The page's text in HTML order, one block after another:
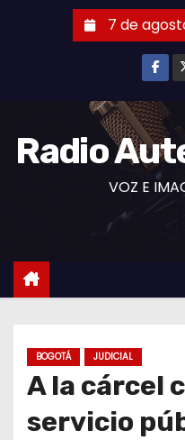
7 de
Radio
VOZ E
BOGOTÁ JUDICIAL
A la cárcel
servicio